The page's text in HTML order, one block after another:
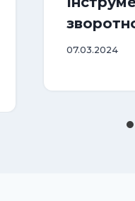
07.03.2024